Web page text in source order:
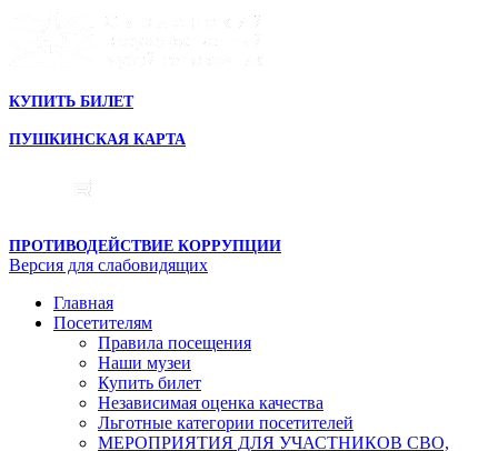
КУПИТЬ БИЛЕТ
ПУШКИНСКАЯ КАРТА
ПРОТИВОДЕЙСТВИЕ КОРРУПЦИИ
Версия для слабовидящих
Главная
Посетителям
Правила посещения
Наши музеи
Купить билет
Независимая оценка качества
Льготные категории посетителей
МЕРОПРИЯТИЯ ДЛЯ УЧАСТНИКОВ СВО,